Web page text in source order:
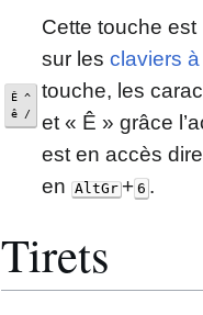
Ê ^
ê /
Cette touche est
sur les claviers
touche, les
et « Ê » grâce
est en accès
en AltGr + 6 .
Tirets